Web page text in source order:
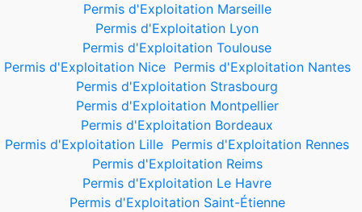
Permis d'Exploitation Marseille
Permis d'Exploitation Lyon
Permis d'Exploitation Toulouse
Permis d'Exploitation Nice Permis d'Exploitation Nantes
Permis d'Exploitation Strasbourg
Permis d'Exploitation Montpellier
Permis d'Exploitation Bordeaux
Permis d'Exploitation Lille Permis d'Exploitation Rennes
Permis d'Exploitation Reims
Permis d'Exploitation Le Havre
Permis d'Exploitation Saint-Étienne